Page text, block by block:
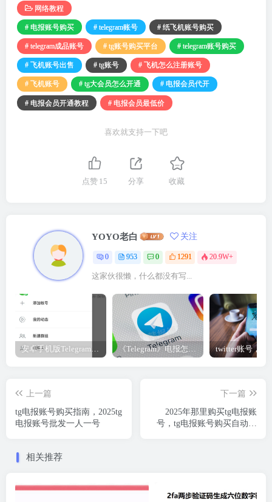
网络教程
# 电报账号购买 # telegram账号 # 纸飞机账号购买
# telegram成品账号 # tg账号购买平台 # telegram账号购买
# 飞机账号出售 # tg账号 # 飞机怎么注册账号
# 飞机账号 # tg大会员怎么开通 # 电报会员代开
# 电报会员开通教程 # 电报会员最低价
喜欢就支持一下吧
点赞 15 分享 收藏
YOYO老白 关注
0 953 0 1291 20.9W+
这家伙很懒，什么都没有写...
安卓手机版Telegram电报/纸飞机改中文（汉化）教程 《Telegram》电报怎么解除双向聊天限制?
上一篇
tg电报账号购买指南，2025tg
电报账号批发一人一号
下一篇
2025年那里购买tg电报账
号，tg电报账号购买自动发
相关推荐